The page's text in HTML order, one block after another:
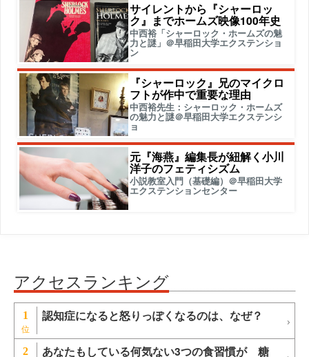
サイレントから『シャーロッ
ク』までホームズ映像100年史
中西裕「シャーロック・ホームズの魅
力と謎」＠早稲田大学エクステンショ
ン
『シャーロック』兄のマイクロ
フトが作中で重要な理由
中西裕先生：シャーロック・ホームズ
の魅力と謎＠早稲田大学エクステンシ
ョ
元『海燕』編集長が紐解く小川
洋子のフェティシズム
小説教室入門（基礎編）＠早稲田大学
エクステンションセンター
アクセスランキング
1 認知症になると怒りっぽくなるのは、なぜ？
2 あなたもしている何気ない3つの食習慣が 糖